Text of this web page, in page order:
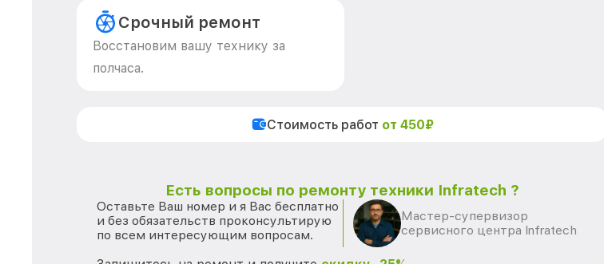
Срочный ремонт
Восстановим вашу технику за
полчаса.
Стоимость работ от 450₽
Есть вопросы по ремонту техники Infratech ?
Оставьте Ваш номер и я Вас бесплатно
и без обязательств проконсультирую
по всем интересующим вопросам.
Мастер-супервизор
сервисного центра Infratech